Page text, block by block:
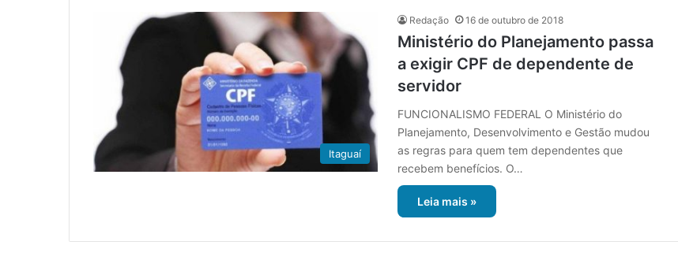
Itaguaí
Redação 16 de outubro de 2018
Ministério do Planejamento passa
a exigir CPF de dependente de
servidor
FUNCIONALISMO FEDERAL O Ministério do
Planejamento, Desenvolvimento e Gestão mudou
as regras para quem tem dependentes que
recebem benefícios. O…
Leia mais »